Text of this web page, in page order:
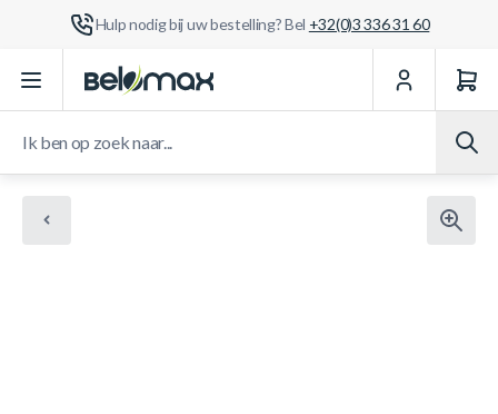
Hulp nodig bij uw bestelling? Bel +32(0)3 336 31 60
Ga naar de inhoud